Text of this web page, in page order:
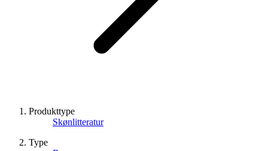
Produkttype
Skønlitteratur
Type